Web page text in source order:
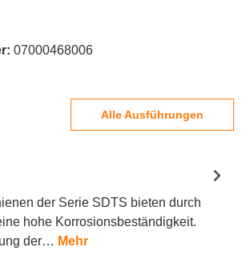
07000468006
Alle Ausführungen
der Serie SDTS bieten durch
hohe Korrosionsbeständigkeit.
der… Mehr